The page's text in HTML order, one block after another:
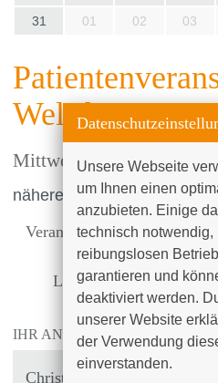
31
01 02 03
Mittwoch, 14.10.2026 ,
nähere Infos folgen
Veranstalter: Klinik für
Ort: Hörsaal
Leitung: Ltd. OÄ Dr.
IHR ANSPRECHPARTNER
Christina Krüger
Unsere Webseite
um Ihnen einen
anzubieten. Einige
technisch notwendig,
reibungslosen
garantieren und
deaktiviert werden.
unserer Website
der Verwendung
einverstanden.